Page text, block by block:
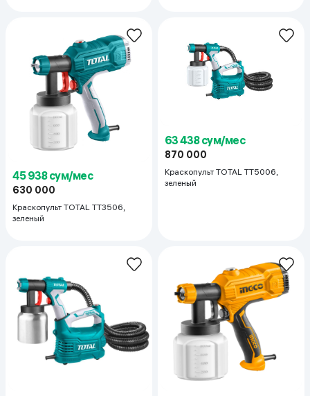
45 938 сум/мес
630 000
Краскопульт TOTAL TT3506,
зеленый
63 438 сум/мес
870 000
Краскопульт TOTAL TT5006,
зеленый